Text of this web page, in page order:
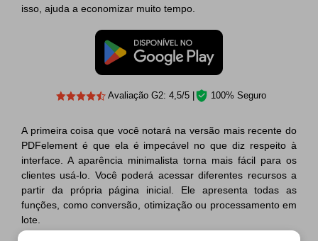
isso, ajuda a economizar muito tempo.
Avaliação G2: 4,5/5 | 100% Seguro
A primeira coisa que você notará na versão mais recente do
PDFelement é que ela é impecável no que diz respeito à
interface. A aparência minimalista torna mais fácil para os
clientes usá-lo. Você poderá acessar diferentes recursos a
partir da própria página inicial. Ele apresenta todas as
funções, como conversão, otimização ou processamento em
lote.